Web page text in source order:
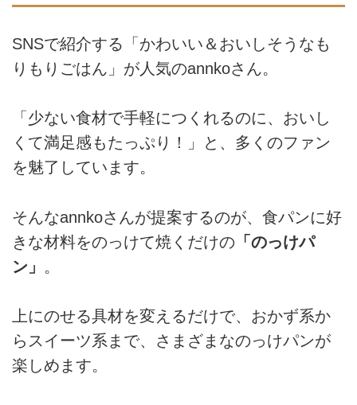
SNSで紹介する「かわいい＆おいしそうなも
りもりごはん」が人気のannkoさん。
「少ない食材で手軽につくれるのに、おいし
くて満足感もたっぷり！」と、多くのファン
を魅了しています。
そんなannkoさんが提案するのが、食パンに好
きな材料をのっけて焼くだけの 「のっけパ
ン」 。
上にのせる具材を変えるだけで、おかず系か
らスイーツ系まで、さまざまなのっけパンが
楽しめます。